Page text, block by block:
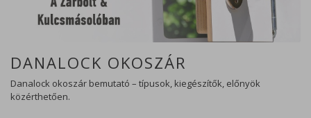
DANALOCK OKOSZÁR
Danalock okoszár bemutató – típusok, kiegészítők, előnyök
közérthetően.